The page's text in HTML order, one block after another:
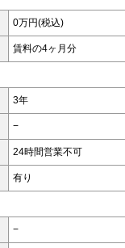
0万円(税込)
賃料の4ヶ月分
3年
−
24時間営業不可
有り
−